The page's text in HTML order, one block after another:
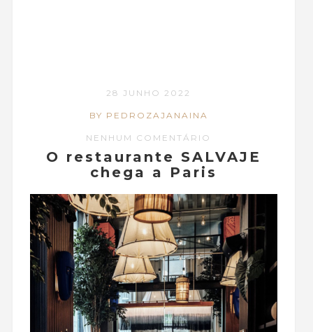
28 JUNHO 2022
BY PEDROZAJANAINA
NENHUM COMENTÁRIO
O restaurante SALVAJE
chega a Paris